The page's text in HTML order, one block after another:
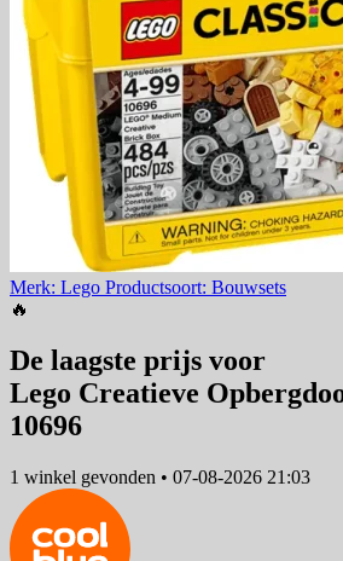
Merk: Lego Productsoort: Bouwsets
🔥
De laagste prijs voor
Lego Creatieve
10696
1 winkel gevonden • 07-08-2026 21:03